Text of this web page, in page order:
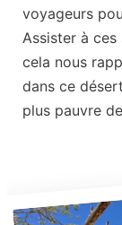
voyageurs
Assister à
cela nous
dans ce
plus pauvre